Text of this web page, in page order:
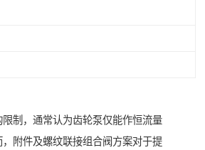
限制，通常认为齿轮泵仅能作恒流量
附件及螺纹联接组合阀方案对于提